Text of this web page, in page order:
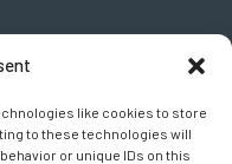
like cookies to store
to these technologies will
or unique IDs on this